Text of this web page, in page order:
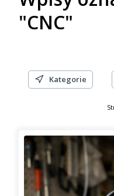
"CNC"
Kategorie